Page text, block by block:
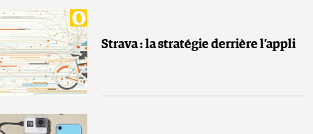
Strava : la stratégie derrière l’appli